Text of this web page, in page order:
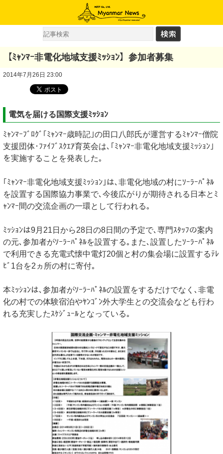
【ﾐｬﾝﾏｰ非電化地域支援ﾐｯｼｮﾝ】参加者募集
2014年7月26日 23:00
電気を届ける国際支援ﾐｯｼｮﾝ
ﾐｬﾝﾏｰﾌﾞﾛｸﾞ｢ﾐｬﾝﾏｰ歳時記｣の田口八郎氏が運営するﾐｬﾝﾏｰ僧院
支援団体･ﾌｧｲﾌﾞｽｸｴｱ育英会は､｢ﾐｬﾝﾏｰ非電化地域支援ﾐｯｼｮﾝ｣
を実施することを発表した｡
｢ﾐｬﾝﾏｰ非電化地域支援ﾐｯｼｮﾝ｣は､非電化地域の村にｿｰﾗｰﾊﾟﾈﾙ
を設置する国際協力事業で､今後広がりが期待される日本とﾐ
ｬﾝﾏｰ間の交流企画の一環として行われる｡
ﾐｯｼｮﾝは9月21日から28日の8日間の予定で､専門ｽﾀｯﾌの案内
の元､参加者がｿｰﾗｰﾊﾟﾈﾙを設置する｡また､設置したｿｰﾗｰﾊﾟﾈﾙ
で利用できる充電式懐中電灯20個と村の集会場に設置するﾃﾚ
ﾋﾞ1台を2ヵ所の村に寄付｡
本ﾐｯｼｮﾝは､参加者がｿｰﾗｰﾊﾟﾈﾙの設置をするだけでなく､非電
化の村での体験宿泊やﾔﾝｺﾞﾝ外大学生との交流会なども行わ
れる充実したｽｹｼﾞｭｰﾙとなっている｡